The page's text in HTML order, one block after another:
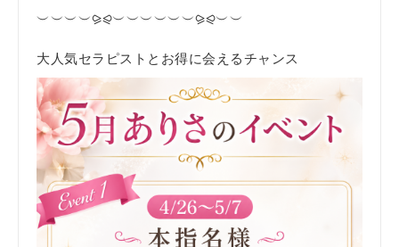
︶︶︶︶⪩⪨︶︶︶︶︶︶⪩⪨︶︶
大人気セラピストとお得に会えるチャンス